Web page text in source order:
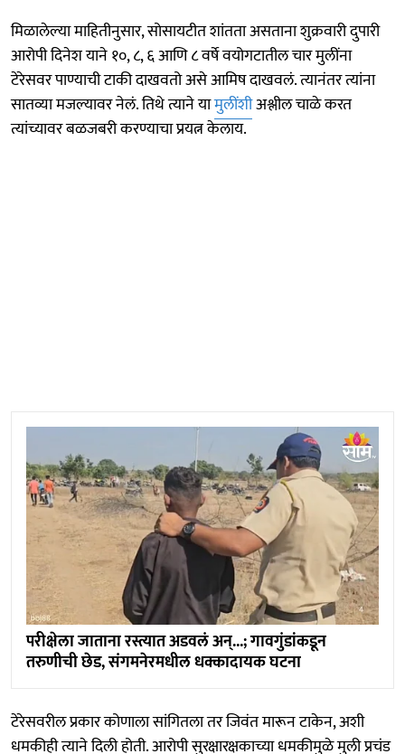
मिळालेल्या माहितीनुसार, सोसायटीत शांतता असताना शुक्रवारी दुपारी
आरोपी दिनेश याने १०, ८, ६ आणि ८ वर्षे वयोगटातील चार मुलींना
टेरेसवर पाण्याची टाकी दाखवतो असे आमिष दाखवलं. त्यानंतर त्यांना
सातव्या मजल्यावर नेलं. तिथे त्याने यामुलींशीअश्लील चाळे करत
त्यांच्यावर बळजबरी करण्याचा प्रयत्न केलाय.
परीक्षेला जाताना रस्त्यात अडवलं अन्...; गावगुंडांकडून
तरुणीची छेड, संगमनेरमधील धक्कादायक घटना
टेरेसवरील प्रकार कोणाला सांगितला तर जिवंत मारून टाकेन, अशी
धमकीही त्याने दिली होती. आरोपी सुरक्षारक्षकाच्या धमकीमुळे मुली प्रचंड